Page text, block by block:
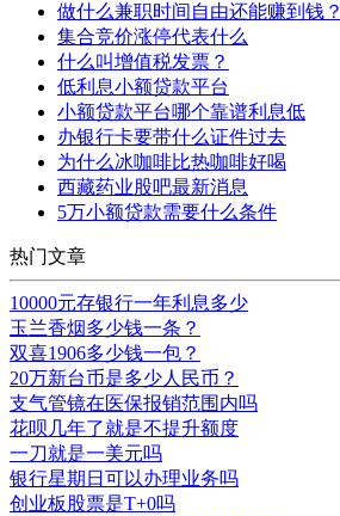
做什么兼职时间自由还能赚到钱？
集合竞价涨停代表什么
什么叫增值税发票？
低利息小额贷款平台
小额贷款平台哪个靠谱利息低
办银行卡要带什么证件过去
为什么冰咖啡比热咖啡好喝
西藏药业股吧最新消息
5万小额贷款需要什么条件
热门文章
10000元存银行一年利息多少
玉兰香烟多少钱一条？
双喜1906多少钱一包？
20万新台币是多少人民币？
支气管镜在医保报销范围内吗
花呗几年了就是不提升额度
一刀就是一美元吗
银行星期日可以办理业务吗
创业板股票是T+0吗